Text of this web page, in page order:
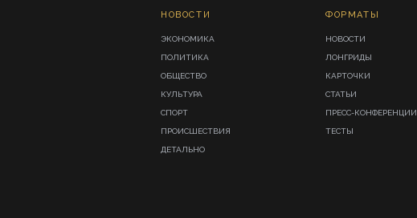
НОВОСТИ
ЭКОНОМИКА
ПОЛИТИКА
ОБЩЕСТВО
КУЛЬТУРА
СПОРТ
ПРОИСШЕСТВИЯ
ДЕТАЛЬНО
ФОРМАТЫ
НОВОСТИ
ЛОНГРИДЫ
КАРТОЧКИ
СТАТЬИ
ПРЕСС-КОНФЕРЕНЦИИ
ТЕСТЫ